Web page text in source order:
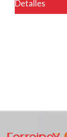
Detalles